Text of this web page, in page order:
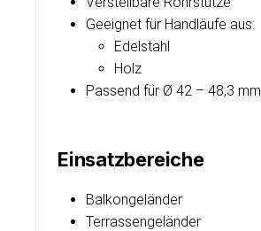
Geeignet für Handläufe aus:
Edelstahl
Holz
Passend für Ø 42 – 48,3 mm
Einsatzbereiche
Balkongeländer
Terrassengeländer